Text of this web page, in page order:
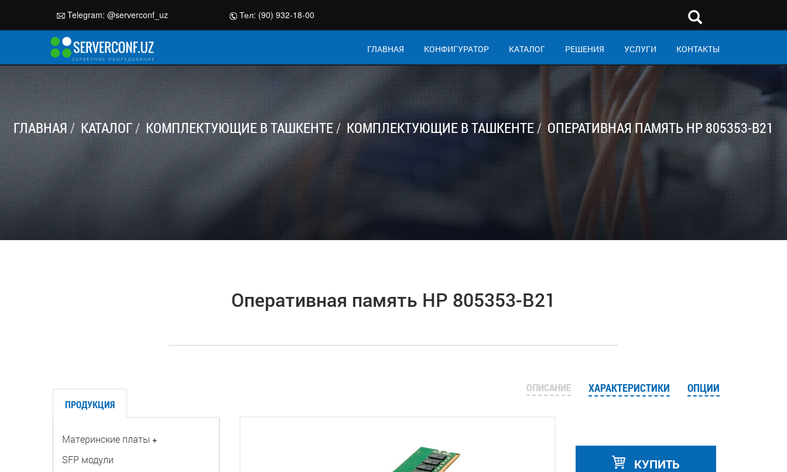
Telegram: @serverconf_uz Тел: (90) 932-18-00
ГЛАВНАЯ КОНФИГУРАТОР КАТАЛОГ РЕШЕНИЯ УСЛУГИ КОНТАКТЫ
ГЛАВНАЯ КАТАЛОГ КОМПЛЕКТУЮЩИЕ В ТАШКЕНТЕ КОМПЛЕКТУЮЩИЕ В ТАШКЕНТЕ ОПЕРАТИВНАЯ ПАМЯТЬ HP 805353-B21
Оперативная память HP 805353-B21
ПРОДУКЦИЯ
Материнские платы +
SFP модули
ОПИСАНИЕ ХАРАКТЕРИСТИКИ ОПЦИИ
КУПИТЬ